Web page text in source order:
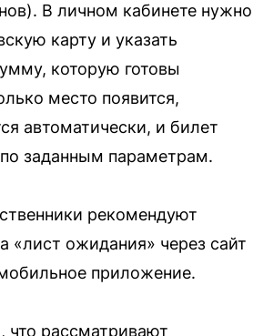
В личном кабинете нужно
карту и указать
которую готовы
место появится,
автоматически, и билет
заданным параметрам.
рекомендуют
«лист ожидания» через сайт
приложение.
рассматривают